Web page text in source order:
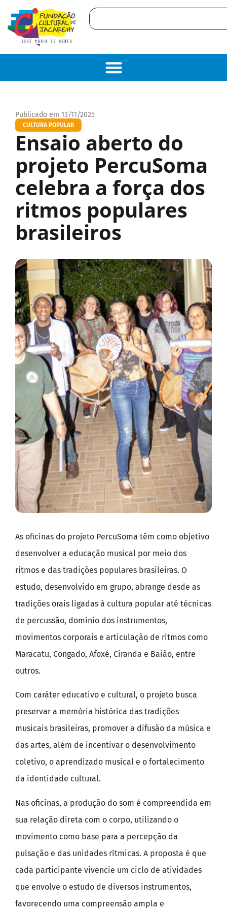
Publicado em 13/11/2025
CULTURA POPULAR
Ensaio aberto do
projeto PercuSoma
celebra a força dos
ritmos populares
brasileiros
As oficinas do projeto PercuSoma têm como objetivo
desenvolver a educação musical por meio dos
ritmos e das tradições populares brasileiras. O
estudo, desenvolvido em grupo, abrange desde as
tradições orais ligadas à cultura popular até técnicas
de percussão, domínio dos instrumentos,
movimentos corporais e articulação de ritmos como
Maracatu, Congado, Afoxé, Ciranda e Baião, entre
outros.
Com caráter educativo e cultural, o projeto busca
preservar a memória histórica das tradições
musicais brasileiras, promover a difusão da música e
das artes, além de incentivar o desenvolvimento
coletivo, o aprendizado musical e o fortalecimento
da identidade cultural.
Nas oficinas, a produção do som é compreendida em
sua relação direta com o corpo, utilizando o
movimento como base para a percepção da
pulsação e das unidades rítmicas. A proposta é que
cada participante vivencie um ciclo de atividades
que envolve o estudo de diversos instrumentos,
favorecendo uma compreensão ampla e